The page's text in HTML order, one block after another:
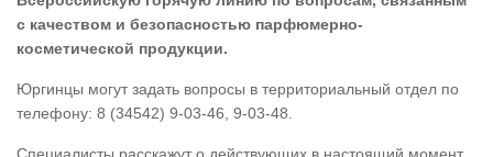
с качеством и безопасностью парфюмерно-
косметической продукции.
Юргинцы могут задать вопросы в территориальный отдел по
телефону: 8 (34542) 9-03-46, 9-03-48.
Специалисты расскажут о действующих в настоящий момент